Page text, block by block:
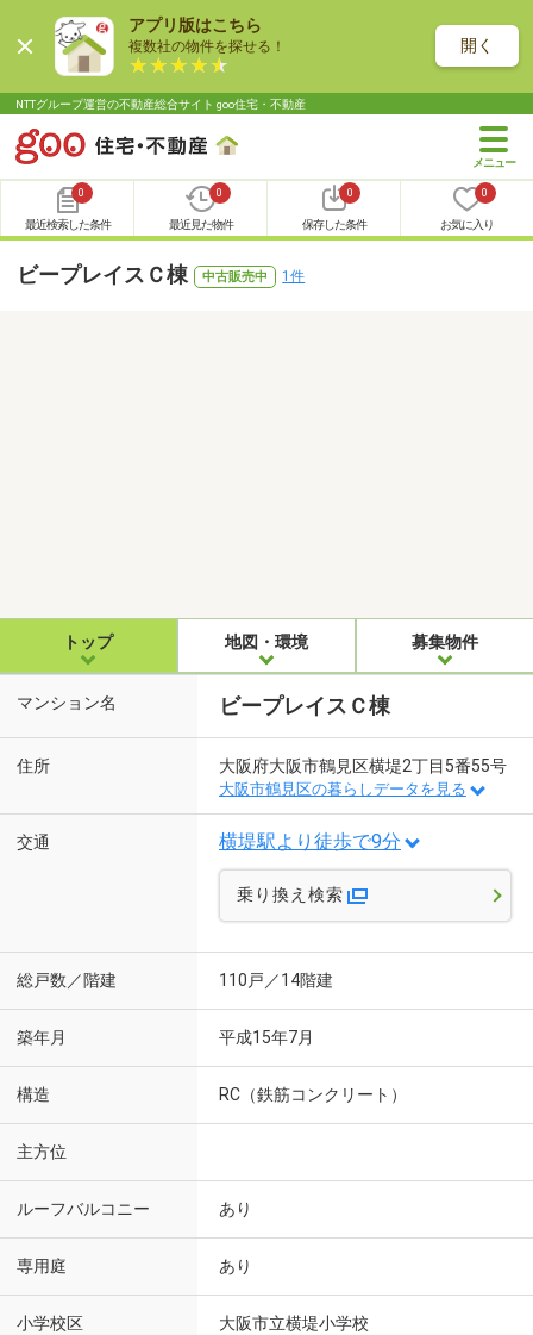
アプリ版はこちら
複数社の物件を探せる！ 開く
NTTグループ運営の不動産総合サイト goo住宅・不動産
0
最近検索した条件
0
最近見た物件
0
保存した条件
0
お気に入り
ビープレイスＣ棟 中古販売中 1件
トップ 地図・環境 募集物件
マンション名 ビープレイスＣ棟
住所 大阪府大阪市鶴見区横堤2丁目5番55号
大阪市鶴見区の暮らしデータを見る
交通 横堤駅より徒歩で9分
乗り換え検索
総戸数／階建 110戸／14階建
築年月 平成15年7月
構造 RC（鉄筋コンクリート）
主方位
ルーフバルコニー あり
専用庭 あり
小学校区 大阪市立横堤小学校